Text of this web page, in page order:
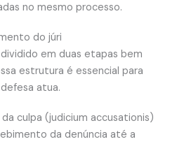
no mesmo processo.
do júri
em duas etapas bem
estrutura é essencial para
atua.
culpa (judicium accusationis)
da denúncia até a